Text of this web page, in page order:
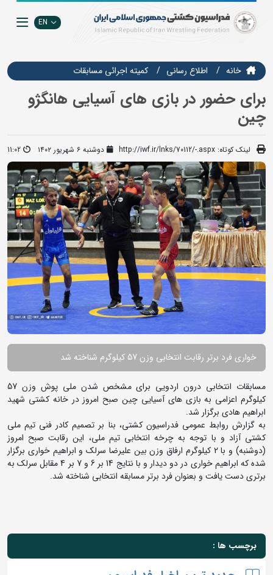
EN
خانه اطلاع رسانی كميته اجرائي مسابقات
برای حضور در بازی های آسیایی هانگژو
چین
لینک کوتاه: http://iwf.ir/lnks/70112/-.aspx دوشنبه ۶ شهریور ۱۴۰۲ 11:02
خواری فرد برتر رقابت انتخابی وزن 57 کیلوگرم شناخته شد
مسابقات انتخابی درون اردویی برای مشخص شدن ملی پوش وزن 57
کیلوگرم اعزامی به بازی های آسیایی چین صبح امروز در خانه کشتی شهید
ابراهیم هادی برگزار شد.
به گزارش روابط عمومی فدراسیون کشتی، بنا بر تصمیم کادر فنی تیم ملی
کشتی آزاد و با توجه به چرخه انتخابی تیم ملی، این رقابت صبح امروز
(دوشنبه) و با 2 کیلوگرم ارفاق وزن بین علیرضا سرلک و ابراهیم خواری برگزار
شده که ابراهیم خواری در دو دیدار و با نتایج 14 بر 6 و 7 بر 4 مقابل سرلک به
برتری دست یافت و بعنوان فرد برتر مسابقه انتخابی شناخته شد.
برچسب ها :